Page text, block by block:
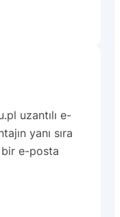
uzantılı e-
yanı sıra
bir e-posta